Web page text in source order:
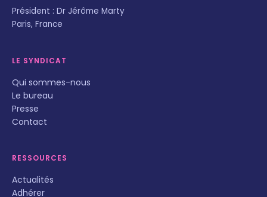
Président : Dr Jérôme Marty
Paris, France
LE SYNDICAT
Qui sommes-nous
Le bureau
Presse
Contact
RESSOURCES
Actualités
Adhérer